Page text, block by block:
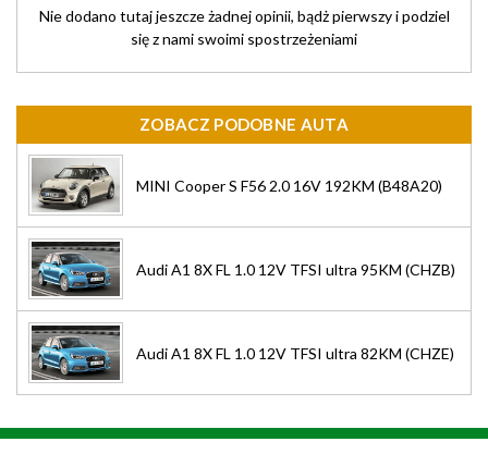
Nie dodano tutaj jeszcze żadnej opinii, bądż pierwszy i podziel
się z nami swoimi spostrzeżeniami
ZOBACZ PODOBNE AUTA
MINI Cooper S F56 2.0 16V 192KM (B48A20)
Audi A1 8X FL 1.0 12V TFSI ultra 95KM (CHZB)
Audi A1 8X FL 1.0 12V TFSI ultra 82KM (CHZE)